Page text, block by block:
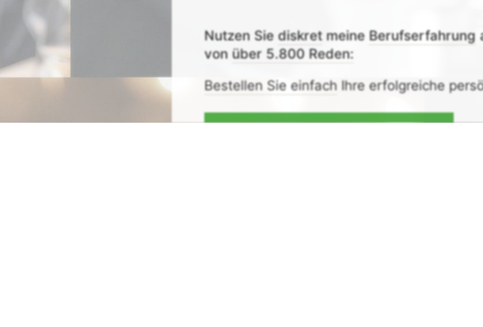
Nutzen Siediskret meineBerufserfahrung
vonüber 5.800 Reden:
Bestellen Sie einfach Ihre erfolgreiche